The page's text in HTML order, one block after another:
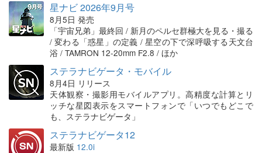
星ナビ 2026年9月号
8月5日 発売
「宇宙兄弟」最終回 / 新月のペルセ群極大を見る・撮る
/ 変わる「惑星」の定義 / 星空の下で深呼吸する天文台
浴 / TAMRON 12-20mm F2.8 / ほか
ステラナビゲータ・モバイル
8月4日 リリース
天体観察・撮影用モバイルアプリ。高精度な計算とリ
ッチな星図表示をスマートフォンで「いつでもどこで
も、ステラナビゲータ」
ステラナビゲータ12
最新版 12.0i